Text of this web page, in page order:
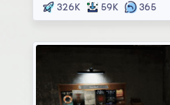
326K 59K 365